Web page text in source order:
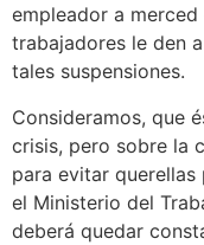
empleador a
trabajadores le den
tales suspensiones.
Consideramos, que
crisis, pero sobre la
para evitar
el Ministerio del
deberá quedar